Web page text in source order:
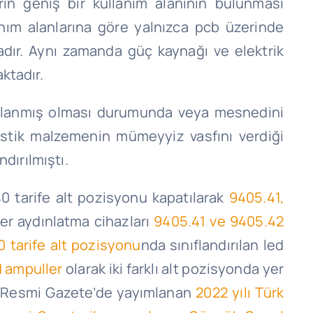
alanlarına göre yalnızca pcb üzerinde
Aynı zamanda güç kaynağı ve elektrik
olması durumunda veya mesnedini
malzemenin mümeyyiz vasfını verdiği
tarife alt pozisyonu kapatılarak 9405.41,
aydınlatma cihazları 9405.41 ve 9405.42
tarife alt pozisyonunda sınıflandırılan led
ampullerolarak iki farklı alt pozisyonda yer
Gazete’de yayımlanan 2022 yılı Türk